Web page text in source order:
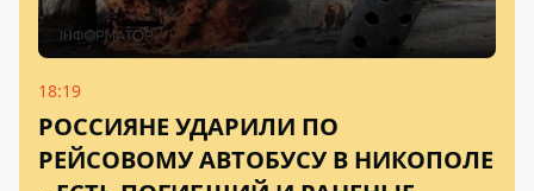
18:19
РОССИЯНЕ УДАРИЛИ ПО
РЕЙСОВОМУ АВТОБУСУ В НИКОПОЛЕ